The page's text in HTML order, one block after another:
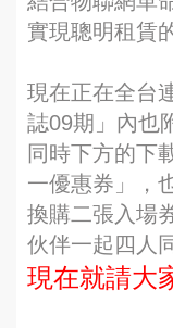
實現聰明租賃
現在正在全台
誌09期」內也
同時下方的下
一優惠券」，
換購二張入場
伙伴一起四人
現在就請大